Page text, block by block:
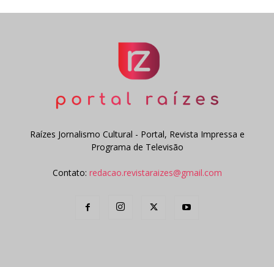
Raízes Jornalismo Cultural - Portal, Revista Impressa e
Programa de Televisão
Contato: redacao.revistaraizes@gmail.com